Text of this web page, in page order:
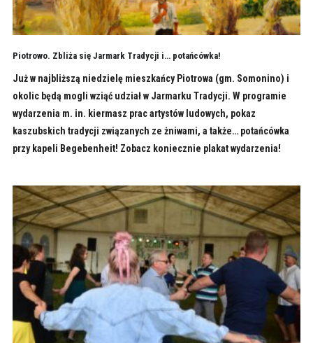
Piotrowo. Zbliża się Jarmark Tradycji i… potańcówka!
Już w najbliższą niedzielę mieszkańcy Piotrowa (gm. Somonino) i
okolic będą mogli wziąć udział w Jarmarku Tradycji. W programie
wydarzenia m. in. kiermasz prac artystów ludowych, pokaz
kaszubskich tradycji związanych ze żniwami, a także… potańcówka
przy kapeli Begebenheit! Zobacz koniecznie plakat wydarzenia!